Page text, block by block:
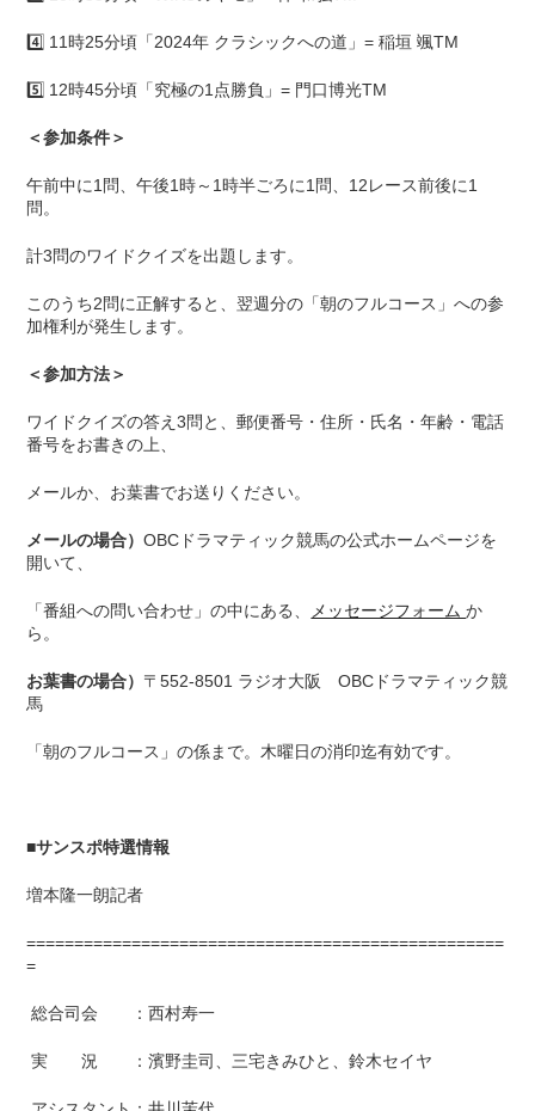
4️⃣ 11時25分頃「2024年 クラシックへの道」= 稲垣 颯TM
5️⃣ 12時45分頃「究極の1点勝負」= 門口博光TM
＜参加条件＞
午前中に1問、午後1時～1時半ごろに1問、12レース前後に1
問。
計3問のワイドクイズを出題します。
このうち2問に正解すると、翌週分の「朝のフルコース」への参
加権利が発生します。
＜参加方法＞
ワイドクイズの答え3問と、郵便番号・住所・氏名・年齢・電話
番号をお書きの上、
メールか、お葉書でお送りください。
メールの場合）OBCドラマティック競馬の公式ホームページを
開いて、
「番組への問い合わせ」の中にある、 メッセージフォームか
ら。
お葉書の場合） 〒552-8501 ラジオ大阪 OBCドラマティック競
馬
「朝のフルコース」の係まで。木曜日の消印迄有効です。
■サンスポ特選情報
増本隆一朗記者
==================================================
=
総合司会 ：西村寿一
実 況 ：濱野圭司、三宅きみひと、鈴木セイヤ